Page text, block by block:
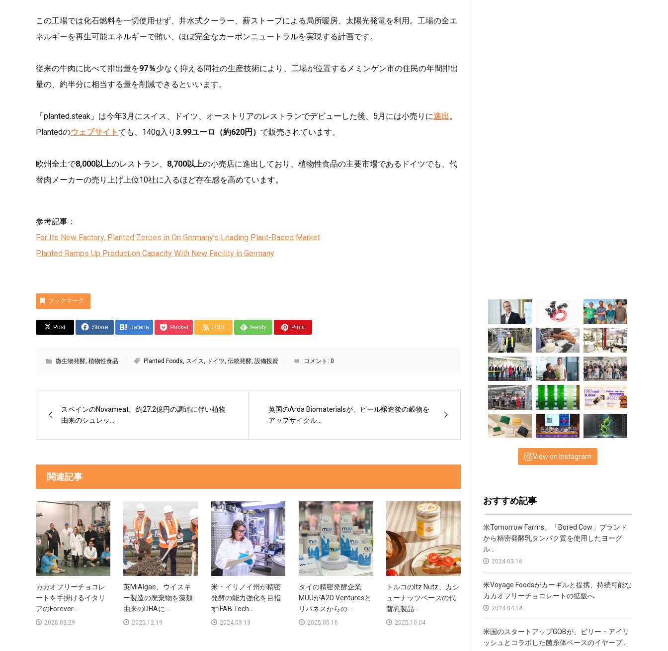
この工場では化石燃料を一切使用せず、井水式クーラー、薪ストーブによる局所暖房、太陽光発電を利用。工場の全エ
ネルギーを再生可能エネルギーで賄い、ほぼ完全なカーボンニュートラルを実現する計画です。
従来の牛肉に比べて排出量を97％少なく抑える同社の生産技術により、工場が位置するメミンゲン市の住民の年間排出
量の、約半分に相当する量を削減できるといいます。
「planted.steak」は今年3月にスイス、ドイツ、オーストリアのレストランでデビューした後、5月には小売りに進出。
Plantedのウェブサイト でも、140g入り 3.99ユーロ（約620円） で販売されています。
欧州全土で8,000以上のレストラン、 8,700以上の小売店に進出しており、植物性食品の主要市場であるドイツでも、代
替肉メーカーの売り上げ上位10社に入るほど存在感を高めています。
参考記事：
For Its New Factory, Planted Zeroes in On Germany’s Leading Plant-Based Market
Planted Ramps Up Production Capacity With New Facility in Germany
ブックマーク
Post Share Hatena Pocket RSS feedly Pin it
微生物発酵, 植物性食品 Planted Foods, スイス, ドイツ, 伝統発酵, 設備投資 コメント: 0
スペインのNovameat、約27.2億円の調達に伴い植物
由来のシュレッ...
英国のArda Biomaterialsが、ビール醸造後の穀物を
アップサイクル...
関連記事
カカオフリーチョコレ
ートを手掛けるイタリ
アのForever...
2026.03.29
英MiAlgae、ウイスキ
ー製造の廃棄物を藻類
由来のDHAに...
2025.12.19
米・イリノイ州が精密
発酵の能力強化を目指
すiFAB Tech...
2024.03.13
タイの精密発酵企業
MUUがA2D Venturesと
リバネスからの...
2025.05.16
トルコのItz Nutz、カシ
ューナッツベースの代
替乳製品...
2025.10.04
View on Instagram
おすすめ記事
米Tomorrow Farms、「Bored Cow」ブランド
から精密発酵乳タンパク質を使用したヨーグ
ル...
2024.03.16
米Voyage Foodsがカーギルと提携、持続可能な
カカオフリーチョコレートの拡販へ
2024.04.14
米国のスタートアップGOBが、ビリー・アイリ
ッシュとコラボした菌糸体ベースのイヤープ...